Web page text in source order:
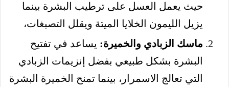
حيث يعمل العسل على ترطيب البشرة بينما
يزيل الليمون الخلايا الميتة ويقلل التصبغات،
ماسك الزبادي والخميرة: يساعد في تفتيح
البشرة بشكل طبيعي بفضل إنزيمات الزبادي
التي تعالج الاسمرار، بينما تمنح الخميرة البشرة